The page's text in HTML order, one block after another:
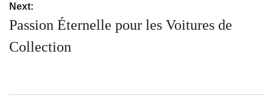
Next:
Passion Éternelle pour les Voitures de
Collection